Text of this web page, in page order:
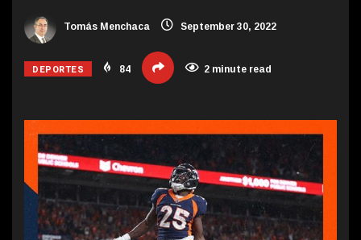
Tomás Menchaca September 30, 2022
DEPORTES 84 2 minute read